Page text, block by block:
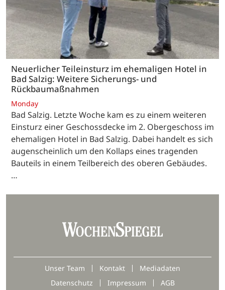
Neuerlicher Teileinsturz im ehemaligen Hotel in
Bad Salzig: Weitere Sicherungs- und
Rückbaumaßnahmen
Monday
Bad Salzig. Letzte Woche kam es zu einem weiteren
Einsturz einer Geschossdecke im 2. Obergeschoss im
ehemaligen Hotel in Bad Salzig. Dabei handelt es sich
augenscheinlich um den Kollaps eines tragenden
Bauteils in einem Teilbereich des oberen Gebäudes.
…
Unser Team Kontakt
Mediadaten
Datenschutz
Impressum AGB